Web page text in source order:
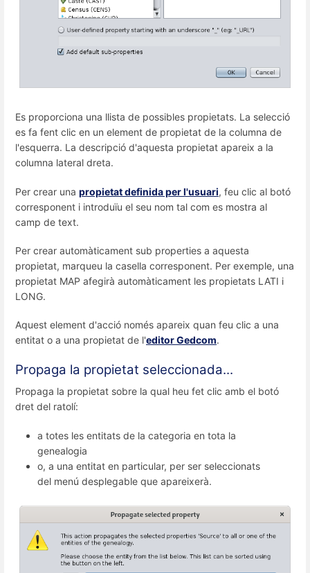
Es proporciona una llista de possibles propietats. La selecció
es fa fent clic en un element de propietat de la columna de
l'esquerra. La descripció d'aquesta propietat apareix a la
columna lateral dreta.
Per crear una propietat definida per l'usuari, feu clic al botó
corresponent i introduïu el seu nom tal com es mostra al
camp de text.
Per crear automàticament sub properties a aquesta
propietat, marqueu la casella corresponent. Per exemple, una
propietat MAP afegirà automàticament les propietats LATI i
LONG.
Aquest element d'acció només apareix quan feu clic a una
entitat o a una propietat de l'editor Gedcom.
Propaga la propietat seleccionada...
Propaga la propietat sobre la qual heu fet clic amb el botó
dret del ratolí:
a totes les entitats de la categoria en tota la
genealogia
o, a una entitat en particular, per ser seleccionats
del menú desplegable que apareixerà.